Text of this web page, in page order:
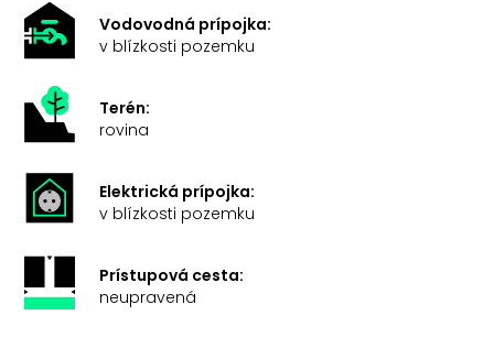
Vodovodná prípojka:
v blízkosti pozemku
Terén:
rovina
Elektrická prípojka:
v blízkosti pozemku
Prístupová cesta:
neupravená